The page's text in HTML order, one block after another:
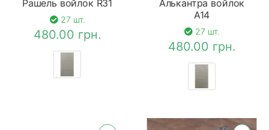
Рашель войлок R31
27 шт.
480.00 грн.
Алькантра войлок
A14
27 шт.
480.00 грн.